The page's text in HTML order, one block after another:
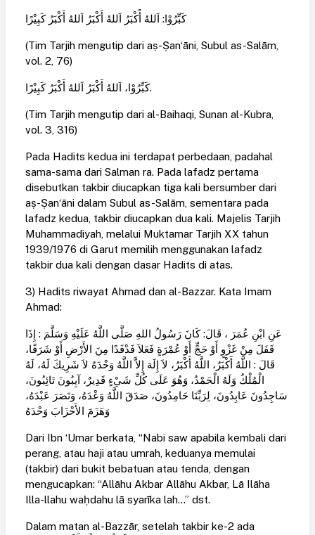
كَبِّرُوْا: اَللهُ أًكْبَرُ اَللهُ أَكْبَرُ اَللهُ أَكْبَرُ كَبِيْرًا
(Tim Tarjih mengutip dari aṣ-Ṣan‘āni, Subul as-Salām,
vol. 2, 76)
كَبِّرُوْا، اَللهُ أَكْبَرُ اَللهُ أَكْبَرُ كَبِيْرًا.
(Tim Tarjih mengutip dari al-Baihaqi, Sunan al-Kubra,
vol. 3, 316)
Pada Hadits kedua ini terdapat perbedaan, padahal
sama-sama dari Salman ra. Pada lafadz pertama
disebutkan takbir diucapkan tiga kali bersumber dari
aṣ-Ṣan‘āni dalam Subul as-Salām, sementara pada
lafadz kedua, takbir diucapkan dua kali. Majelis Tarjih
Muhammadiyah, melalui Muktamar Tarjih XX tahun
1939/1976 di Garut memilih menggunakan lafadz
takbir dua kali dengan dasar Hadits di atas.
3) Hadits riwayat Ahmad dan al-Bazzar. Kata Imam
Ahmad:
عَنِ ابْنِ عُمَرَ ، قَالَ: كَانَ رَسُولُ اللهِ صَلَّى اللَّهُ عَلَيْهِ وَسَلَّمَ : إِذَا
قَفَلَ مِنْ غَزْوٍ أَوْ حَجٍّ أَوْ عُمْرَةٍ فَعَلاَ فَدْفَدًا مِنَ الأَرْضِ أَوْ شَرَفًا،
قَالَ : اللَّهُ أَكْبَرُ، اللَّهُ أَكْبَرُ، لاَ إِلَهَ إِلاَّ اللَّهُ وَحْدَهُ لاَ شَرِيكَ لَهُ، لَهُ
الْمُلْكُ وَلَهُ الْحَمْدُ، وَهُوَ عَلَى كُلِّ شَيْءٍ قَدِيرٌ، آيِبُونَ تَائِبُونَ،
سَاجِدُونَ عَابِدُونَ، لِرَبِّنَا حَامِدُونَ، صَدَقَ اللَّهُ وَعْدَهُ، وَنَصَرَ عَبْدَهُ،
وَهَزَمَ الأَحْزَابَ وَحْدَهُ
Dari Ibn ‘Umar berkata, “Nabi saw apabila kembali dari
perang, atau haji atau umrah, keduanya memulai
(takbir) dari bukit bebatuan atau tenda, dengan
mengucapkan: “Allāhu Akbar Allāhu Akbar, Lā Ilāha
Illa-llahu waḥdahu lā syarīka lah...” dst.
Dalam matan al-Bazzār, setelah takbir ke-2 ada